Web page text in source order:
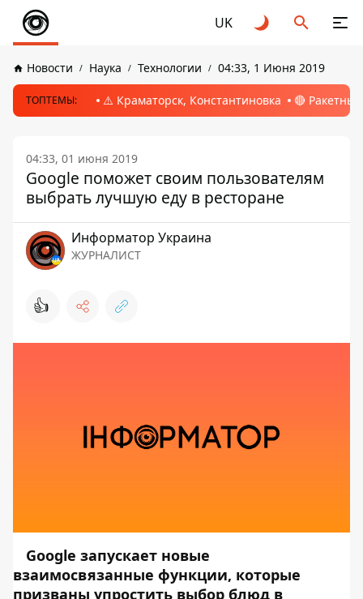
UK
Новости Наука Технологии 04:33, 1 Июня 2019
ТОПТЕМЫ: ⚠️ Краматорск, Константиновка 🔴
04:33, 01 июня 2019
Google поможет своим пользователям
выбрать лучшую еду в ресторане
Информатор Украина
ЖУРНАЛИСТ
👍
Google запускает новые
взаимосвязанные функции, которые
призваны упростить выбор блюд в